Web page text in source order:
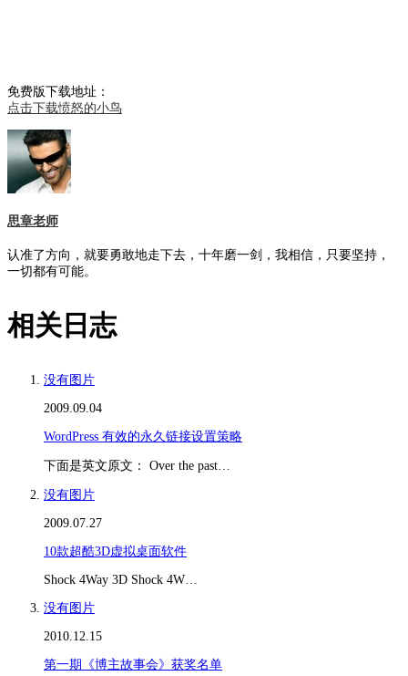
免费版下载地址：
点击下载愤怒的小鸟
思章老师
认准了方向，就要勇敢地走下去，十年磨一剑，我相信，只要坚持，
一切都有可能。
相关日志
没有图片
2009.09.04
WordPress 有效的永久链接设置策略
下面是英文原文： Over the past…
没有图片
2009.07.27
10款超酷3D虚拟桌面软件
Shock 4Way 3D Shock 4W…
没有图片
2010.12.15
第一期《博主故事会》获奖名单